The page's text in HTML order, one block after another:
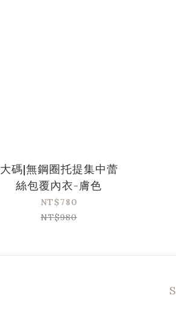
大碼|無鋼圈托提集中蕾
絲包覆內衣-膚色
NT$780
NT$980